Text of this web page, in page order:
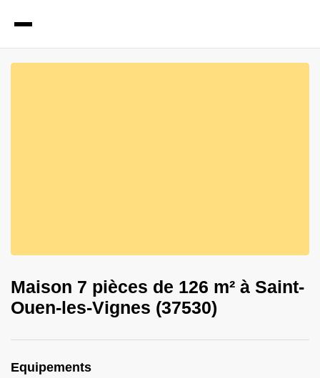
Maison 7 pièces de 126 m² à Saint-
Ouen-les-Vignes (37530)
Equipements